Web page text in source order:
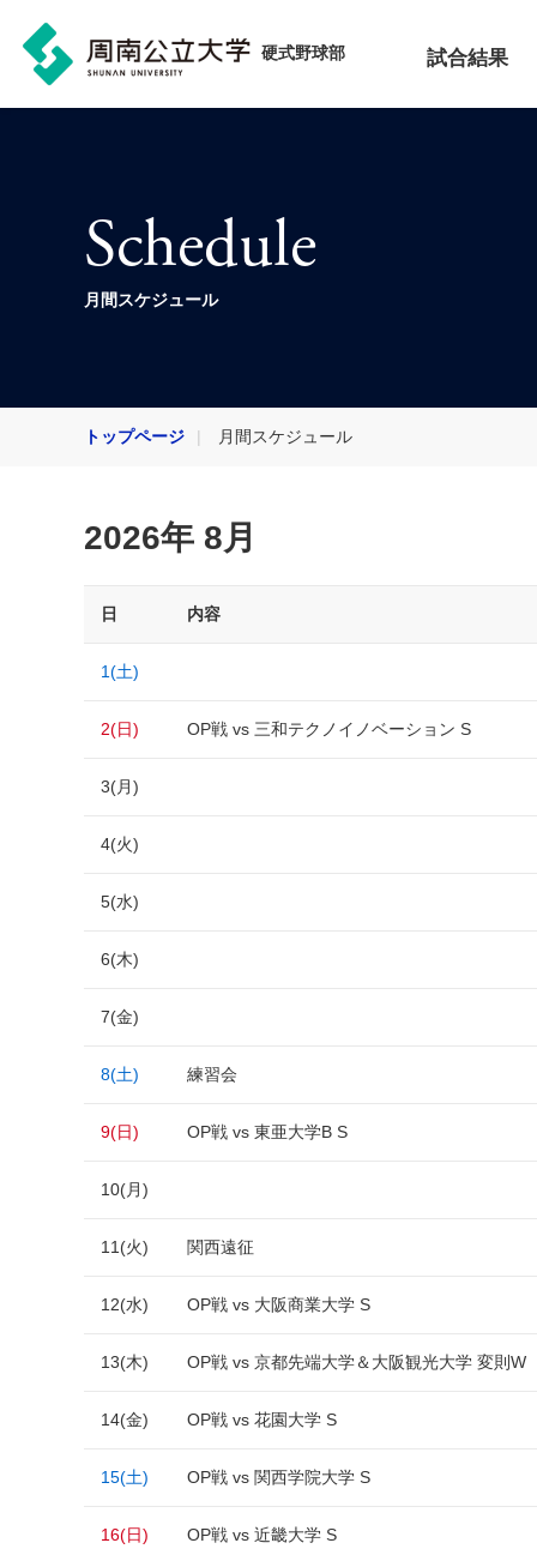
硬式野球部 試合結果
Schedule
月間スケジュール
トップページ 月間スケジュール
2026年 8月
日 内容
1(土)
2(日) OP戦 vs 三和テクノイノベーション S
3(月)
4(火)
5(水)
6(木)
7(金)
8(土) 練習会
9(日) OP戦 vs 東亜大学B S
10(月)
11(火) 関西遠征
12(水) OP戦 vs 大阪商業大学 S
13(木) OP戦 vs 京都先端大学＆大阪観光大学 変則W
14(金) OP戦 vs 花園大学 S
15(土) OP戦 vs 関西学院大学 S
16(日) OP戦 vs 近畿大学 S